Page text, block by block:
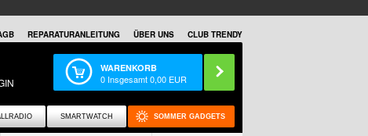
REPARATURANLEITUNG ÜBER UNS CLUB TRENDY
WARENKORB
0 Insgesamt0,00 EUR
SMARTWATCH SOMMER GADGETS